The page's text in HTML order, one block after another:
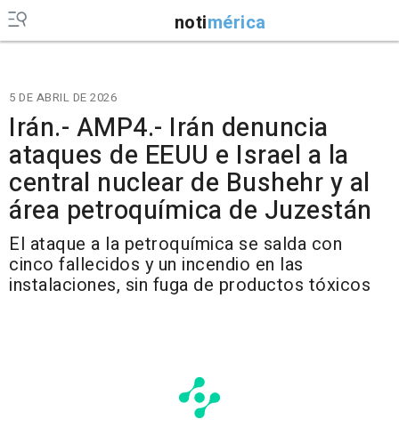
notimérica
5 DE ABRIL DE 2026
Irán.- AMP4.- Irán denuncia
ataques de EEUU e Israel a la
central nuclear de Bushehr y al
área petroquímica de Juzestán
El ataque a la petroquímica se salda con
cinco fallecidos y un incendio en las
instalaciones, sin fuga de productos tóxicos